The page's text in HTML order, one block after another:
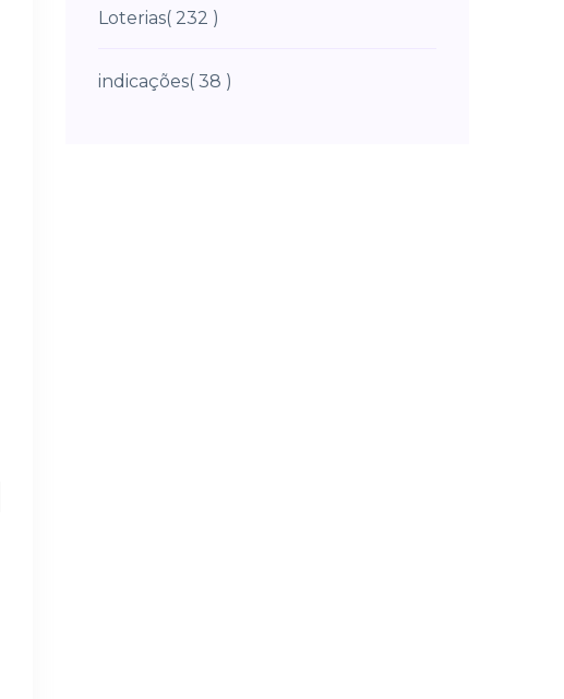
Loterias( 232 )
indicações( 38 )